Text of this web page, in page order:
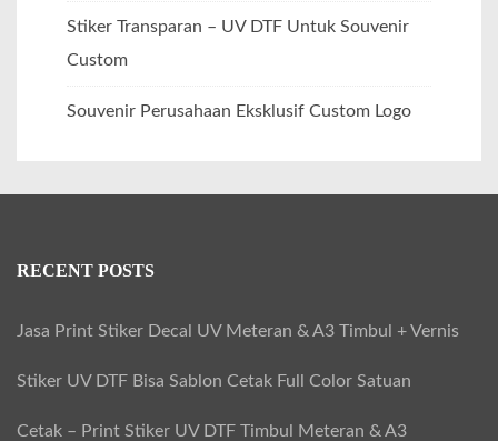
Stiker Transparan – UV DTF Untuk Souvenir
Custom
Souvenir Perusahaan Eksklusif Custom Logo
RECENT POSTS
Jasa Print Stiker Decal UV Meteran & A3 Timbul + Vernis
Stiker UV DTF Bisa Sablon Cetak Full Color Satuan
Cetak – Print Stiker UV DTF Timbul Meteran & A3